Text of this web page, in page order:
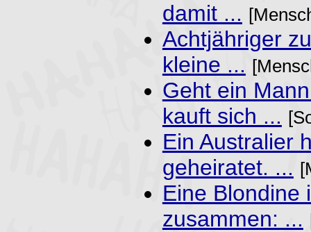
damit ...
Achtjähriger
kleine ...
Geht ein
kauft sich ...
Ein Australier
geheiratet. ...
Eine Blondine
zusammen: ...